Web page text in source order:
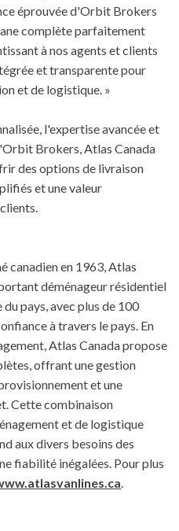
éprouvée d'Orbit Brokers
complète parfaitement
à nos agents et clients
et transparente pour
et de logistique. »
l'expertise avancée et
Brokers, Atlas Canada
des options de livraison
et une valeur
canadien en 1963, Atlas
déménageur résidentiel
pays, avec plus de 100
à travers le pays. En
Atlas Canada propose
offrant une gestion
et une
Cette combinaison
et de logistique
aux divers besoins des
fiabilité inégalées. Pour plus
.